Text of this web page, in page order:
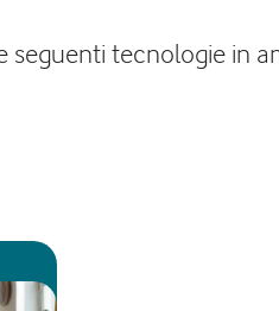
tecnologie in